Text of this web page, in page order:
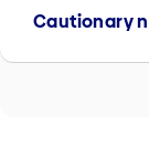
Cautionary